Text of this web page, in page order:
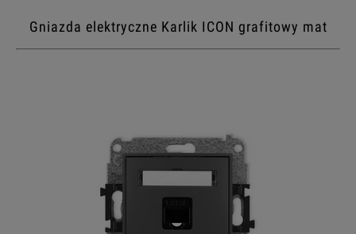
Gniazda elektryczne Karlik ICON grafitowy mat